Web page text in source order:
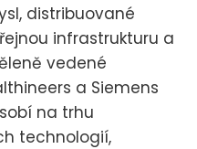
distribuované
infrastrukturu a
vedené
a Siemens
na trhu
technologií,